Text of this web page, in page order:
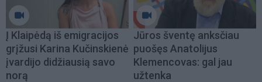
Į Klaipėdą iš emigracijos
grįžusi Karina Kučinskienė
įvardijo didžiausią savo
norą
Jūros šventę anksčiau
puošęs Anatolijus
Klemencovas: gal jau
užtenka